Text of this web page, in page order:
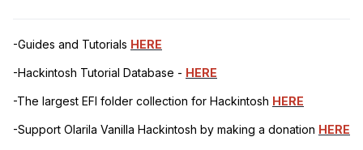
-Guides and Tutorials HERE
-Hackintosh Tutorial Database - HERE
-The largest EFI folder collection for Hackintosh HERE
-Support Olarila Vanilla Hackintosh by making a donation HERE